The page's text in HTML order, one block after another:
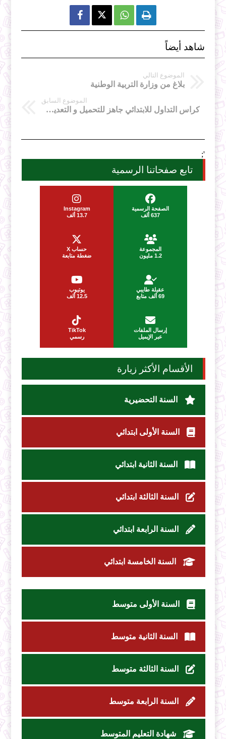
  
شاهد أيضاً
الموضوع التالي
بلاغ من وزارة التربية الوطنية
الموضوع السابق
كراس التداول للابتدائي جاهز للتحميل و التعديل و الطبع
';
تابع صفحاتنا الرسمية
الصفحة الرسمية
637 ألف
Instagram
13.7 ألف
المجموعة
1.2 مليون
حساب X
ضغطة متابعة
عقيلة طايبي
69 ألف متابع
يوتيوب
12.5 ألف
إرسال الملفات
عبر الإيميل
TikTok
رسمي
الأقسام الأكثر زيارة
السنة التحضيرية
السنة الأولى ابتدائي
السنة الثانية ابتدائي
السنة الثالثة ابتدائي
السنة الرابعة ابتدائي
السنة الخامسة ابتدائي
السنة الأولى متوسط
السنة الثانية متوسط
السنة الثالثة متوسط
السنة الرابعة متوسط
شهادة التعليم المتوسط